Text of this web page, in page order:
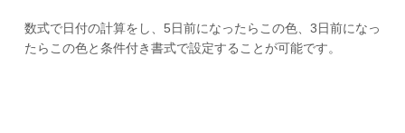
数式で日付の計算をし、5日前になったらこの色、3日前になっ
たらこの色と条件付き書式で設定することが可能です。